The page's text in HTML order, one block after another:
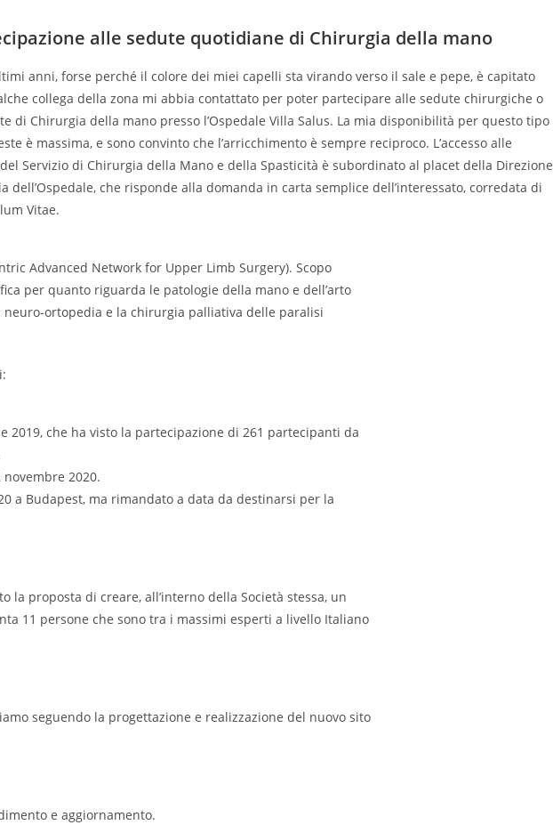
alle sedute quotidiane di Chirurgia della mano
anni, forse perché il colore dei miei capelli sta virando verso il sale e pepe, è capitato
collega della zona mi abbia contattato per poter partecipare alle sedute chirurgiche o
di Chirurgia della mano presso l’Ospedale Villa Salus. La mia disponibilità per questo tipo
è massima, e sono convinto che l’arricchimento è sempre reciproco. L’accesso alle
Servizio di Chirurgia della Mano e della Spasticità è subordinato al placet della Direzione
dell’Ospedale, che risponde alla domanda in carta semplice dell’interessato, corredata di
Vitae.
Advanced Network for Upper Limb Surgery). Scopo
per quanto riguarda le patologie della mano e dell’arto
ortopedia e la chirurgia palliativa delle paralisi
2019, che ha visto la partecipazione di 261 partecipanti da
novembre 2020.
a Budapest, ma rimandato a data da destinarsi per la
la proposta di creare, all’interno della Società stessa, un
11 persone che sono tra i massimi esperti a livello Italiano
seguendo la progettazione e realizzazione del nuovo sito
e aggiornamento.